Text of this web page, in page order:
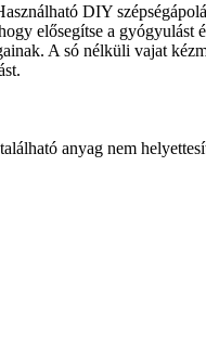
DIY
elősegítse a
A só nélküli vajat
anyag nem